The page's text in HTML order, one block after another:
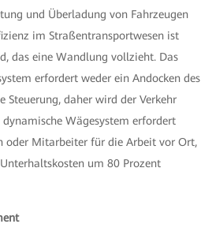
und Überladung von Fahrzeugen
im Straßentransportwesen ist
das eine Wandlung vollzieht. Das
erfordert weder ein Andocken des
Steuerung, daher wird der Verkehr
Wägesystem erfordert
oder Mitarbeiter für die Arbeit vor Ort,
um 80 Prozent